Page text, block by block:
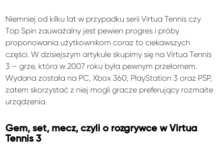
Niemniej od kilku lat w przypadku serii Virtua Tennis czy
Top Spin zauważalny jest pewien progres i próby
proponowania użytkownikom coraz to ciekawszych
części. W dzisiejszym artykule skupimy się na Virtua Tennis
3 – grze, która w 2007 roku była pewnym przełomem.
Wydana została na PC, Xbox 360, PlayStation 3 oraz PSP,
zatem skorzystać z niej mogli gracze preferujący rozmaite
urządzenia.
Gem, set, mecz, czyli o rozgrywce w Virtua
Tennis 3